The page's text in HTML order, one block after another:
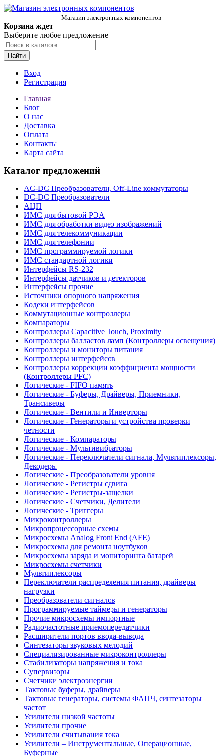
Магазин электронных компонентов
Корзина ждет
Выберите любое предложение
Найти
Вход
Регистрация
Главная
Блог
О нас
Доставка
Оплата
Контакты
Карта сайта
Каталог предложений
AC-DC Преобразователи, Off-Line коммутаторы
DC-DC Преобразователи
АЦП
ИМС для бытовой РЭА
ИМС для обработки видео изображений
ИМС для телекоммуникации
ИМС для телефонии
ИМС программируемой логики
ИМС стандартной логики
Интерфейсы RS-232
Интерфейсы датчиков и детекторов
Интерфейсы прочие
Источники опорного напряжения
Кодеки интерфейсов
Коммутационные контроллеры
Компараторы
Контроллеры Capacitive Touch, Proximity
Контроллеры балластов ламп (Контроллеры освещения)
Контроллеры и мониторы питания
Контроллеры интерфейсов
Контроллеры коррекции коэффициента мощности
(Контроллеры PFC)
Логические - FIFO память
Логические - Буферы, Драйверы, Приемники,
Трансиверы
Логические - Вентили и Инверторы
Логические - Генераторы и устройства проверки
четности
Логические - Компараторы
Логические - Мультивибраторы
Логические - Переключатели сигнала, Мультиплексоры,
Декодеры
Логические - Преобразователи уровня
Логические - Регистры сдвига
Логические - Регистры-защелки
Логические - Счетчики, Делители
Логические - Триггеры
Микроконтроллеры
Микропроцессорные схемы
Микросхемы Analog Front End (AFE)
Микросхемы для ремонта ноутбуков
Микросхемы заряда и мониторинга батарей
Микросхемы счетчики
Мультиплексоры
Переключатели распределения питания, драйверы
нагрузки
Преобразователи сигналов
Программируемые таймеры и генераторы
Прочие микросхемы импортные
Радиочастотные приемопередатчики
Расширители портов ввода-вывода
Синтезаторы звуковых мелодий
Специализированные микроконтроллеры
Стабилизаторы напряжения и тока
Супервизоры
Счетчики электроэнергии
Тактовые буферы, драйверы
Тактовые генераторы, системы ФАПЧ, синтезаторы
частот
Усилители низкой частоты
Усилители прочие
Усилители считывания тока
Усилители – Инструментальные, Операционные,
Буферные